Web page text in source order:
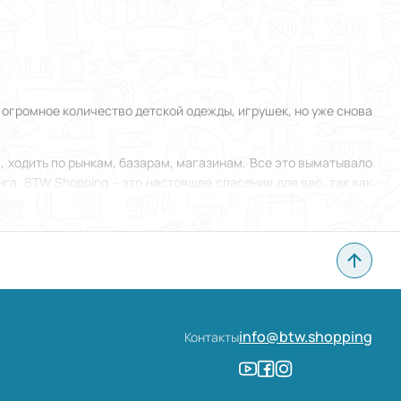
количество детской одежды, игрушек, но уже снова
ходить по рынкам, базарам, магазинам. Все это выматывало
BTW Shopping – это настоящее спасение для вас, так как
Но единожды опробовав наш онлайн сервис, вы точно
Контактыinfo@btw.shopping